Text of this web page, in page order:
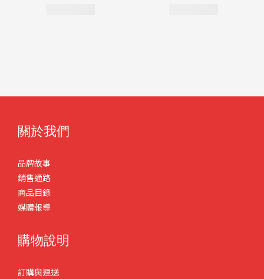
關於我們
品牌故事
銷售通路
商品目錄
媒體報導
購物說明
訂購與運送